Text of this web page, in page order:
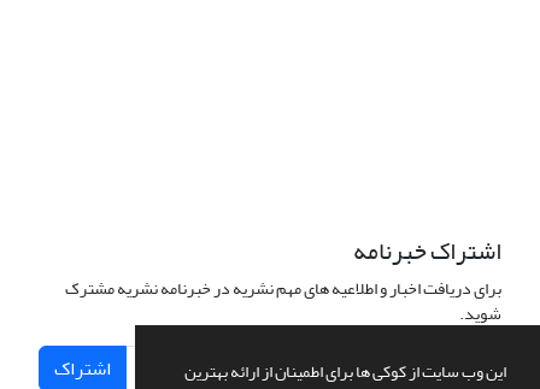
این وب سایت از کوکی ها برای اطمینان از ارائه بهترین
اشتراک خبرنامه
برای دریافت اخبار و اطلاعیه های مهم نشریه در خبرنامه نشریه مشترک
شوید.
اشتراک